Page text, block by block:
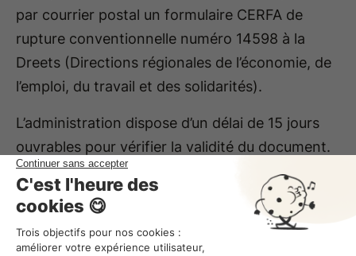
par courrier postal un formulaire CERFA de
rupture conventionnelle numéro 14598 à la
Dreets (Directions régionales de l’économie, de
l’emploi, du travail et des solidarités).
L’administration dispose d’un délai de 15 jours
ouvrables pour vérifier la validité du document.
Quand le dernier jour de ce délai tombe un
samedi, un dimanche ou un jour férié (ou
chômé), il est prolongé jusqu’au 1
jour
ouvrable suivant. Si vous n’avez pas reçu de